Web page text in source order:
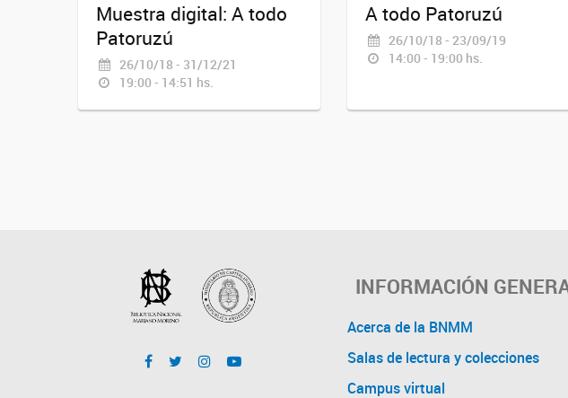
Muestra digital: A todo
Patoruzú
26/10/18 - 31/12/21
19:00 - 14:51 hs.
A todo Patoruzú
26/10/18 - 23/09/19
14:00 - 19:00 hs.
INFORMACIÓN
Acerca de la BNMM
Salas de lectura y colecciones
Campus virtual